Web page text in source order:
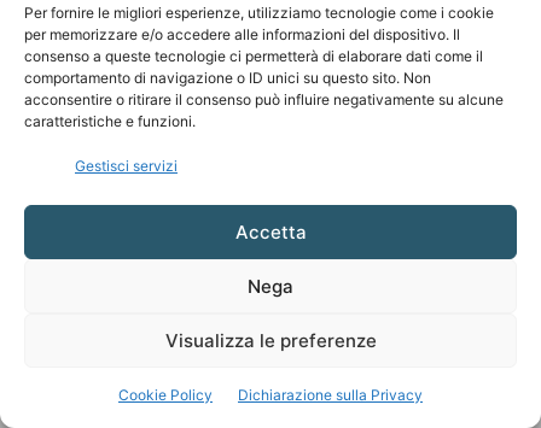
Per fornire le migliori esperienze, utilizziamo tecnologie come i cookie
per memorizzare e/o accedere alle informazioni del dispositivo. Il
consenso a queste tecnologie ci permetterà di elaborare dati come il
comportamento di navigazione o ID unici su questo sito. Non
acconsentire o ritirare il consenso può influire negativamente su alcune
caratteristiche e funzioni.
Gestisci servizi
Accetta
Nega
Visualizza le preferenze
Cookie Policy Dichiarazione sulla Privacy